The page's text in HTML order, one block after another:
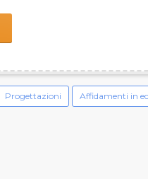
Progettazioni Affidamenti in